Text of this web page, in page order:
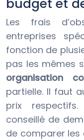
budget et
Les frais
entreprises
fonction de
pas les mêmes
organisation
partielle. Il faut
prix
conseillé de
de comparer les